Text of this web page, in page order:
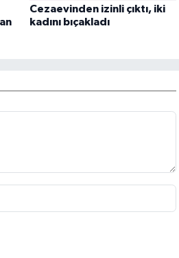
Cezaevinden izinli çıktı, iki
kadını bıçakladı